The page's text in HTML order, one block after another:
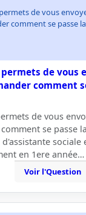
de vous
comment se passe
permets de vous
comment
de vous
se passe
sociale
en 1ere année…
Voir l'Question